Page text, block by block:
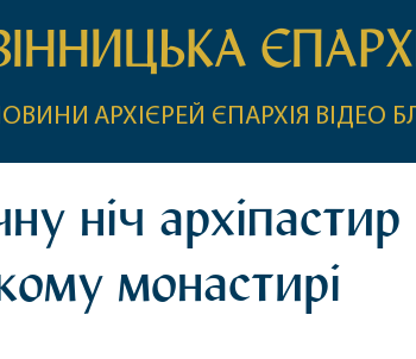
АРХІЄРЕЙ ЄПАРХІЯ ВІДЕО
ніч
монастирі